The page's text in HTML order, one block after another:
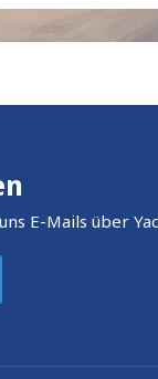
E-Mails über